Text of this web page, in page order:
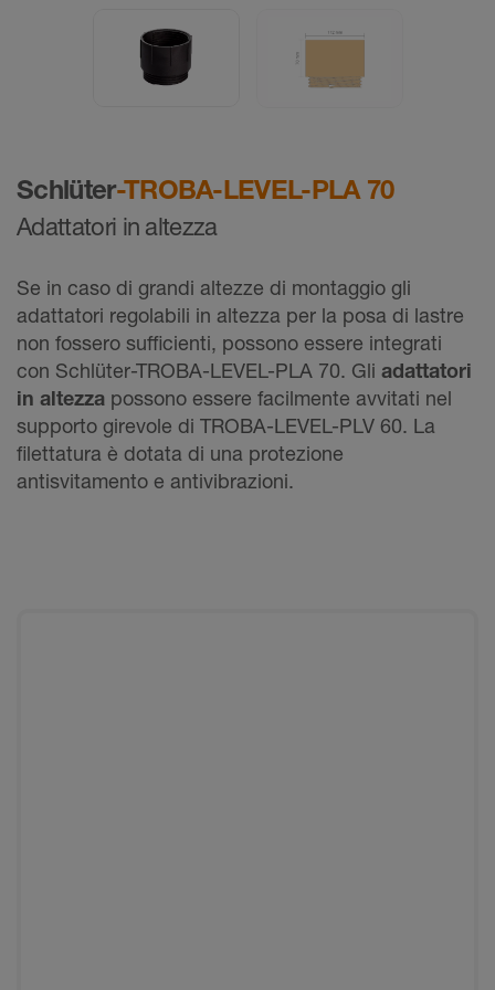
Schlüter-TROBA-LEVEL-PLA 70
Adattatori in altezza
Se in caso di grandi altezze di montaggio gli
adattatori regolabili in altezza per la posa di lastre
non fossero sufficienti, possono essere integrati
con Schlüter-TROBA-LEVEL-PLA 70. Gli adattatori
in altezza possono essere facilmente avvitati nel
supporto girevole di TROBA-LEVEL-PLV 60. La
filettatura è dotata di una protezione
antisvitamento e antivibrazioni.